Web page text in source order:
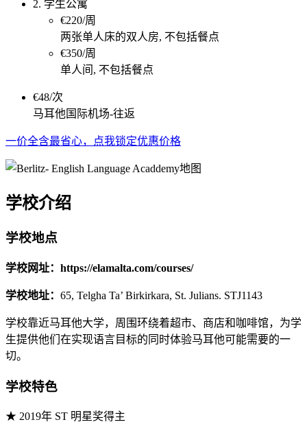
2. 学生公寓
€220/周
两张单人床的双人房, 不包括餐点
€350/周
单人间, 不包括餐点
€48/次
马耳他国际机场-往返
一价全含最省心，点我锁定优惠价格
学校介绍
学校地点
学校网址：https://elamalta.com/courses/
学校地址： 65, Telgha Ta’ Birkirkara, St. Julians. STJ1143
学校靠近马耳他大学，周围环绕着超市、商店和咖啡馆，为学
生提供他们在实现语言目标的同时体验马耳他可能需要的一
切。
学校特色
★ 2019年 ST 明星奖得主